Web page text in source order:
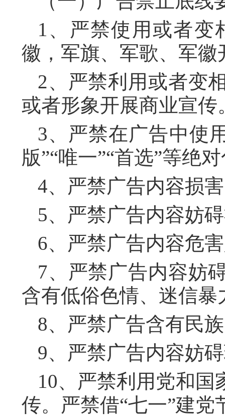
1、严禁使用或者变
徽，军旗、军歌、军
2、严禁利用或者变
或者形象开展商业宣传
3、严禁在广告中使
版”“唯一”“首选”等绝
4、严禁广告内容损
5、严禁广告内容妨
6、严禁广告内容危
7、严禁广告内容妨
含有低俗色情、迷信
8、严禁广告含有民
9、严禁广告内容妨
10、严禁利用党和
传。严禁借“七一”建